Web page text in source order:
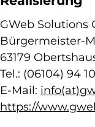
GWeb Solutions
Bürgermeister-
63179
Tel.: (06104) 94
E-Mail:
https://